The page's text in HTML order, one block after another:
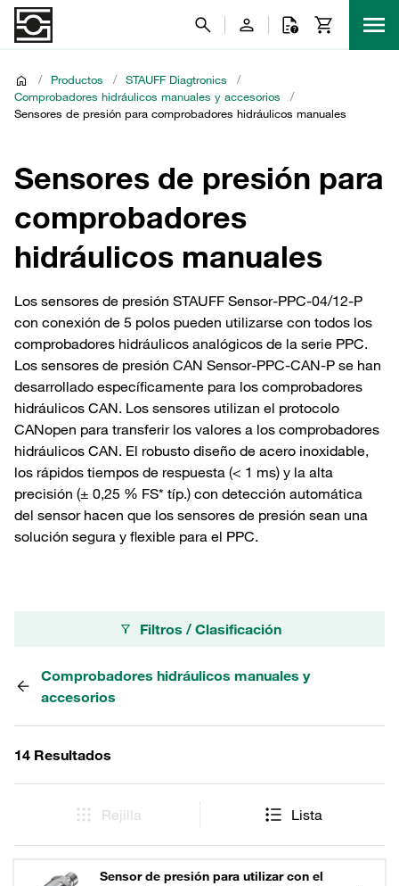
/ Productos / STAUFF Diagtronics
/
Comprobadores hidráulicos manuales y accesorios
/
Sensores de presión para comprobadores hidráulicos manuales
Sensores de presión para
comprobadores
hidráulicos manuales
Los sensores de presión STAUFF Sensor-PPC-04/12-P
con conexión de 5 polos pueden utilizarse con todos los
comprobadores hidráulicos analógicos de la serie PPC.
Los sensores de presión CAN Sensor-PPC-CAN-P se han
desarrollado específicamente para los comprobadores
hidráulicos CAN. Los sensores utilizan el protocolo
CANopen para transferir los valores a los comprobadores
hidráulicos CAN. El robusto diseño de acero inoxidable,
los rápidos tiempos de respuesta (< 1 ms) y la alta
precisión (± 0,25 % FS* típ.) con detección automática
del sensor hacen que los sensores de presión sean una
solución segura y flexible para el PPC.
Filtros / Clasificación
Comprobadores hidráulicos manuales y
accesorios
14 Resultados
Rejilla Lista
Sensor de presión para utilizar con el